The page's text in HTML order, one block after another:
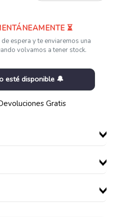
⏳
espera y te enviaremos una
volvamos a tener stock.
esté disponible 🔔
Gratis